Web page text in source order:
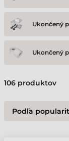
Ukončený
Ukončený
106 produktov